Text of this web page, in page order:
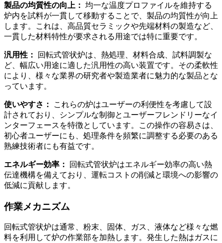
製品の均質性の向上： 均一な温度プロファイルを維持する
炉内を試料が一貫して移動することで、製品の均質性が向上
します。これは、高品質セラミックや先端材料の製造など、
一貫した材料特性が要求される用途では特に重要です。
汎用性：
回転式管状炉は、熱処理、材料合成、試料調製な
ど、幅広い用途に適した汎用性の高い装置です。その柔軟性
により、様々な業界の研究者や製造業者に魅力的な製品とな
っています。
使いやすさ：
これらの炉はユーザーの利便性を考慮して設
計されており、シンプルな制御とユーザーフレンドリーなイ
ンターフェースを特徴としています。この操作の容易さは、
初心者ユーザーにも、処理条件を頻繁に調整する必要のある
熟練技術者にも有益です。
エネルギー効率：
回転式管状炉はエネルギー効率の高い熱
伝達機構を備えており、運転コストの削減と環境への影響の
低減に貢献します。
作業メカニズム
回転式管状炉は通常、粉末、固体、ガス、液体など様々な燃
料を利用して炉の作業部を加熱します。発生した熱はガスに